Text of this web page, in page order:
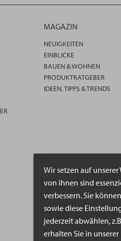
Wir setzen auf
von ihnen sind
verbessern. Sie
sowie diese
jederzeit abwählen,
erhalten Sie in
MAGAZIN
NEUIGKEITEN
EINBLICKE
BAUEN & WOHNEN
PRODUKTRATGEBER
IDEEN, TIPPS & TRENDS